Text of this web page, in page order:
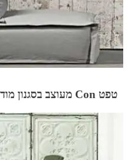
טפט Con מעוצב בסגנון מודרני תעשייתי